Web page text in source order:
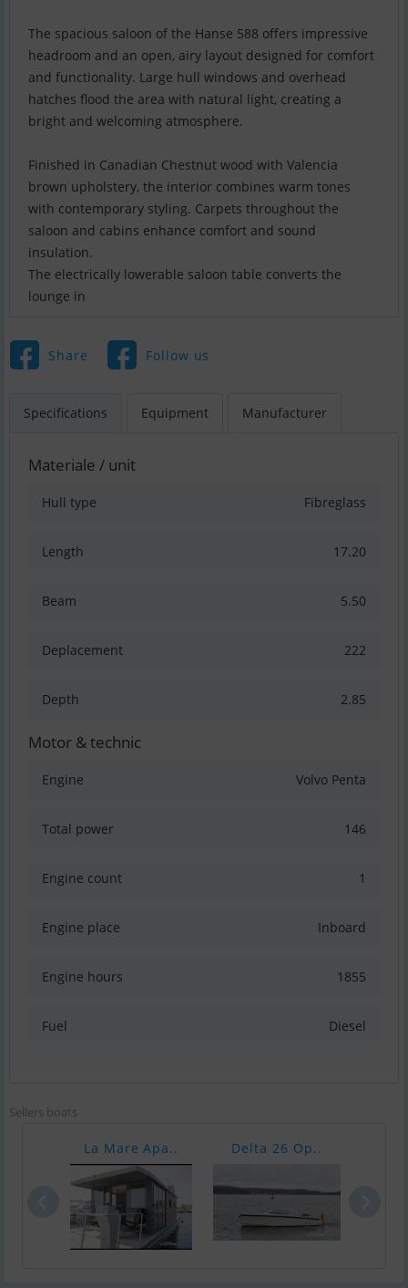
The spacious saloon of the Hanse 588 offers impressive
headroom and an open, airy layout designed for comfort
and functionality. Large hull windows and overhead
hatches flood the area with natural light, creating a
bright and welcoming atmosphere.
Finished in Canadian Chestnut wood with Valencia
brown upholstery, the interior combines warm tones
with contemporary styling. Carpets throughout the
saloon and cabins enhance comfort and sound
insulation.
The electrically lowerable saloon table converts the
lounge in
Share Follow us
Specifications Equipment Manufacturer
Materiale / unit
Hull type Fibreglass
Length 17.20
Beam 5.50
Deplacement 222
Depth 2.85
Motor & technic
Engine Volvo Penta
Total power 146
Engine count 1
Engine place Inboard
Engine hours 1855
Fuel Diesel
Sellers boats
La Mare Apa.. Delta 26 Op..